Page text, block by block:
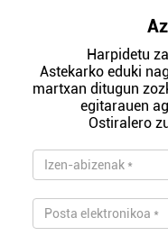
Harpidetu
Astekarko eduki
martxan ditugun
egitarauen
Ostiralero